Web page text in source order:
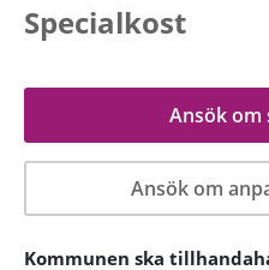
Specialkost
Ansök om
Ansök om
Kommunen ska